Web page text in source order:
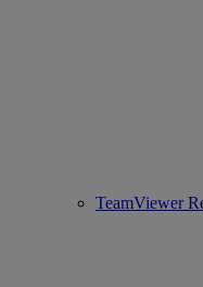
TeamViewer